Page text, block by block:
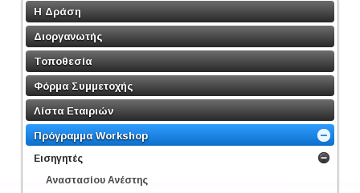
Η Δράση
Διοργανωτής
Τοποθεσία
Φόρμα Συμμετοχής
Λίστα Εταιριών
Πρόγραμμα Workshop
Εισηγητές
Αναστασίου Ανέστης